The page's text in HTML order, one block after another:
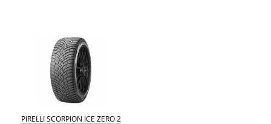
PIRELLI SCORPION ICE ZERO 2